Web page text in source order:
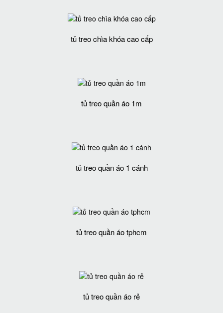
tủ treo chìa khóa cao cấp
tủ treo quần áo 1m
tủ treo quần áo 1 cánh
tủ treo quần áo tphcm
tủ treo quần áo rẻ